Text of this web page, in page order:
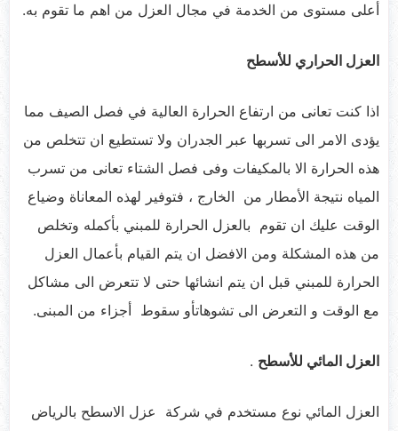
أعلى مستوى من الخدمة في مجال العزل من اهم ما تقوم به.
العزل الحراري للأسطح
اذا كنت تعانى من ارتفاع الحرارة العالية في فصل الصيف مما
يؤدى الامر الى تسربها عبر الجدران ولا تستطيع ان تتخلص من
هذه الحرارة الا بالمكيفات وفى فصل الشتاء تعانى من تسرب
المياه نتيجة الأمطار من الخارج ، فتوفير لهذه المعاناة وضياع
الوقت عليك ان تقوم بالعزل الحرارة للمبني بأكمله وتخلص
من هذه المشكلة ومن الافضل ان يتم القيام بأعمال العزل
الحرارة للمبني قبل ان يتم انشائها حتى لا تتعرض الى مشاكل
مع الوقت و التعرض الى تشوهاتأو سقوط أجزاء من المبنى.
العزل المائي للأسطح .
العزل المائي نوع مستخدم في شركة عزل الاسطح بالرياض